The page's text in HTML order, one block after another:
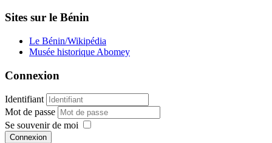
Sites sur le Bénin
Le Bénin/Wikipédia
Musée historique Abomey
Connexion
Identifiant
Mot de passe
Se souvenir de moi
Connexion